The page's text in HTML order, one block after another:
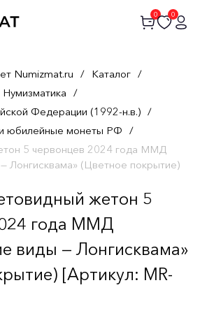
0 0
Numizmat.ru / Каталог /
Нумизматика /
Федерации (1992-н.в.) /
юбилейные монеты РФ /
5 червонцев 2024 года ММД
Лонгисквама» (Цветное покрытие)
жетон 5
года ММД
виды — Лонгисквама»
[Артикул: MR-